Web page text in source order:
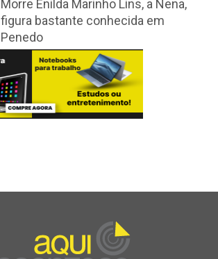
Morre Enilda Marinho Lins, a Nena,
figura bastante conhecida em
Penedo